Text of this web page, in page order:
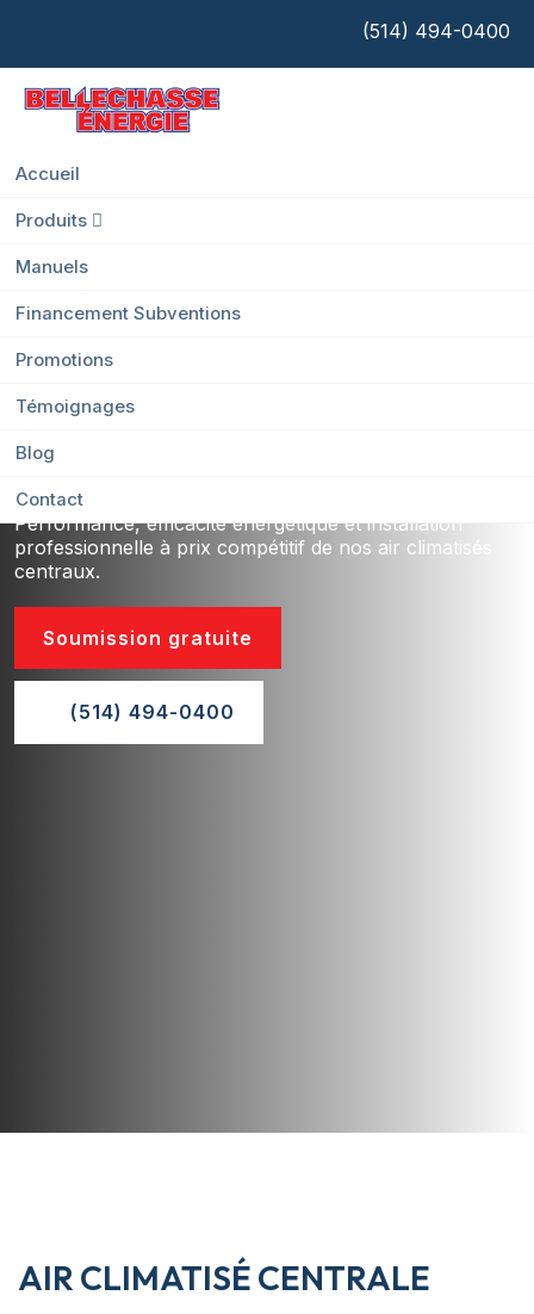
(514) 494-0400
Accueil
Produits
Manuels
Financement Subventions
Promotions
Témoignages
Blog
Contact
Air Climatisé Centrale
Votre solution
complète de
chauffage et de
climatisation
Performance, efficacité énergétique et installation
professionnelle à prix compétitif de nos air climatisés
centraux.
Soumission gratuite
(514) 494-0400
AIR CLIMATISÉ CENTRALE